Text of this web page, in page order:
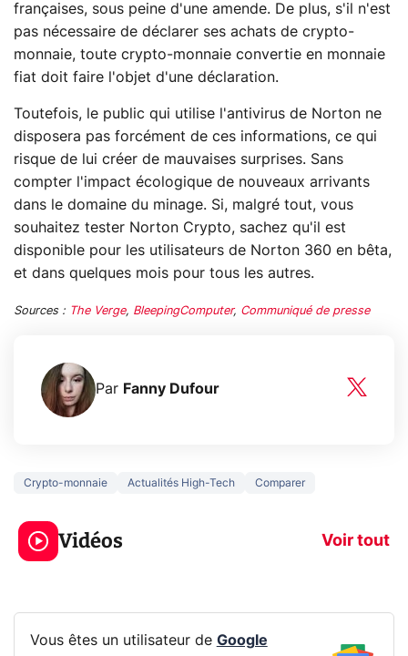
françaises, sous peine d'une amende. De plus, s'il n'est
pas nécessaire de déclarer ses achats de crypto-
monnaie, toute crypto-monnaie convertie en monnaie
fiat doit faire l'objet d'une déclaration.
Toutefois, le public qui utilise l'antivirus de Norton ne
disposera pas forcément de ces informations, ce qui
risque de lui créer de mauvaises surprises. Sans
compter l'impact écologique de nouveaux arrivants
dans le domaine du minage. Si, malgré tout, vous
souhaitez tester Norton Crypto, sachez qu'il est
disponible pour les utilisateurs de Norton 360 en bêta,
et dans quelques mois pour tous les autres.
Sources : The Verge, BleepingComputer, Communiqué de presse
Par Fanny Dufour
Crypto-monnaie Actualités High-Tech Comparer
Vidéos Voir tout
3 écrans en 1 pour
319€ ? Voici L'AOC
CQ32G4ZA !
5
prochaine
Vous êtes un utilisateur de Google